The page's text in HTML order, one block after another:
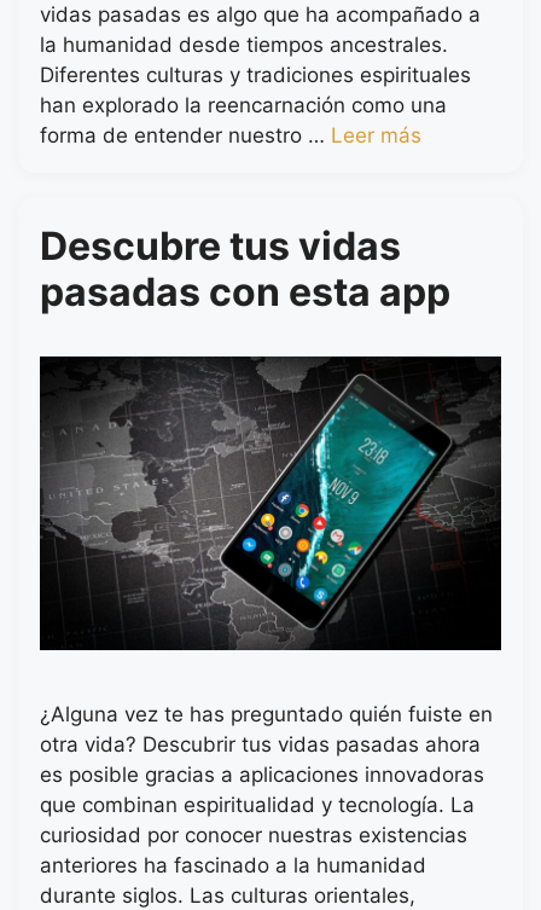
vidas pasadas es algo que ha acompañado a
la humanidad desde tiempos ancestrales.
Diferentes culturas y tradiciones espirituales
han explorado la reencarnación como una
forma de entender nuestro … Leer más
Descubre tus vidas
pasadas con esta app
¿Alguna vez te has preguntado quién fuiste en
otra vida? Descubrir tus vidas pasadas ahora
es posible gracias a aplicaciones innovadoras
que combinan espiritualidad y tecnología. La
curiosidad por conocer nuestras existencias
anteriores ha fascinado a la humanidad
durante siglos. Las culturas orientales,